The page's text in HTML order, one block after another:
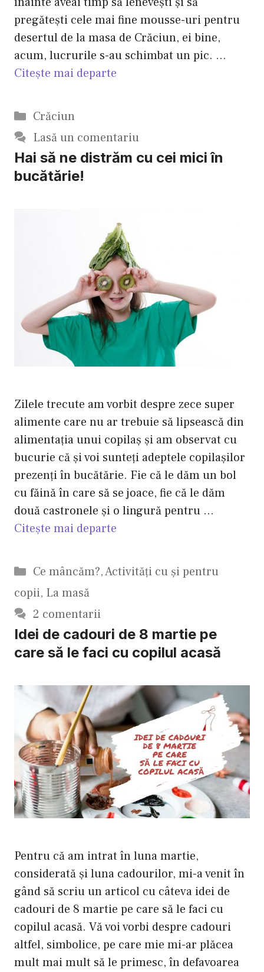
pregăteşti cele mai fine mousse-uri pentru
desertul de la masa de Crăciun, ei bine,
acum, lucrurile s-au schimbat un pic. …
Citește mai departe
Categorii
Crăciun
Lasă un comentariu
Hai să ne distrăm cu cei mici în
bucătărie!
Zilele trecute am vorbit despre zece super
alimente care nu ar trebuie să lipsească din
alimentaţia unui copilaş şi am observat cu
bucurie că şi voi sunteţi adeptele copilaşilor
prezenţi în bucătărie. Fie că le dăm un bol
cu făină în care să se joace, fie că le dăm
două castronele şi o lingură pentru …
Citește mai departe
Categorii
Ce mâncăm?,Activităţi cu şi pentru
copii, La masă
2 comentarii
Idei de cadouri de 8 martie pe
care să le faci cu copilul acasă
Pentru că am intrat în luna martie,
considerată şi luna cadourilor, mi-a venit în
gând să scriu un articol cu câteva idei de
cadouri de 8 martie pe care să le faci cu
copilul acasă. Vă voi vorbi despre cadouri
altfel, simbolice, pe care mie mi-ar plăcea
mult mai mult să le primesc, în defavoarea